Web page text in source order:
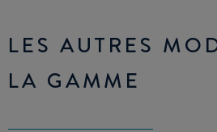
LES AUTRES
LA GAMME